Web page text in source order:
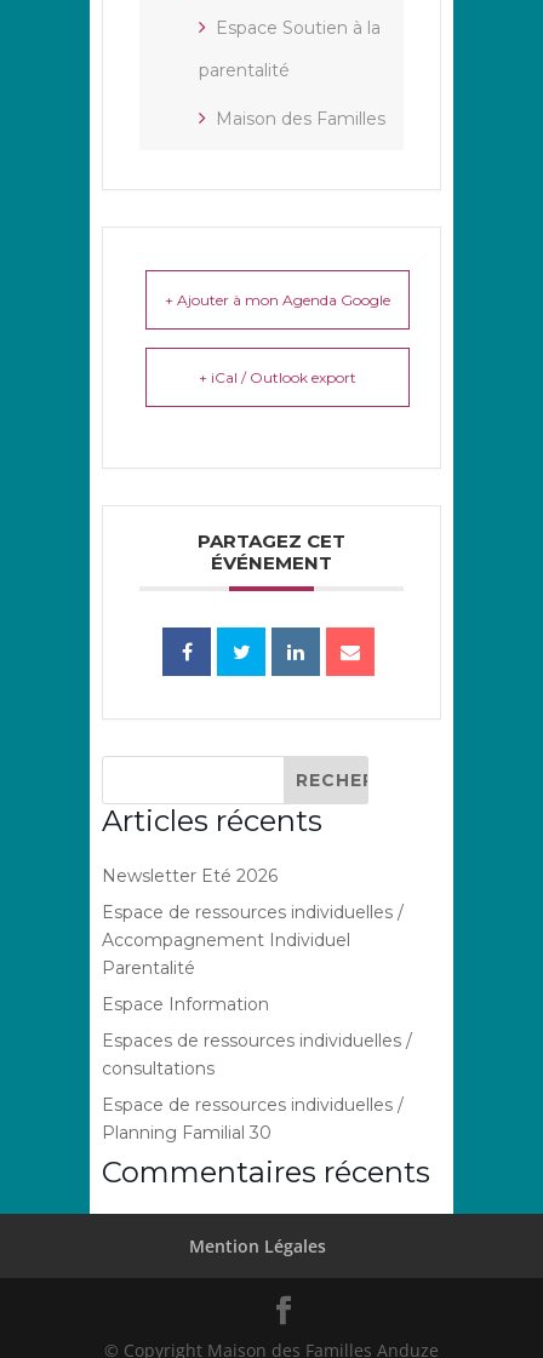
Espace Soutien à la
parentalité
Maison des Familles
+ Ajouter à mon Agenda Google
+ iCal / Outlook export
PARTAGEZ CET
ÉVÉNEMENT
Articles récents
Newsletter Eté 2026
Espace de ressources individuelles /
Accompagnement Individuel
Parentalité
Espace Information
Espaces de ressources individuelles /
consultations
Espace de ressources individuelles /
Planning Familial 30
Commentaires récents
Mention Légales
© Copyright Maison des Familles Anduze